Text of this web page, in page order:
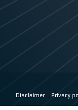
Disclaimer
Privacy